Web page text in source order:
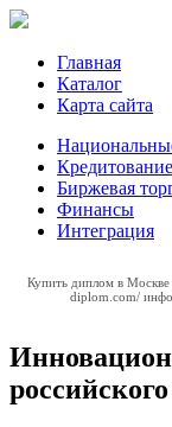
Главная
Каталог
Карта сайта
Кредитование
Биржевая
Финансы
Интеграция
Купить диплом в
diplom.com/